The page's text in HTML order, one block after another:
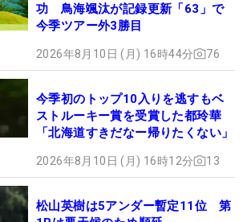
功 鳥海颯汰が記録更新「63」で
今季ツアー外3勝目
2026年8月10日 (月) 16時44分 76
今季初のトップ10入りを逃すもベ
ストルーキー賞を受賞した都玲華
「北海道すきだなー帰りたくない」
2026年8月10日 (月) 16時12分 13
松山英樹は5アンダー暫定11位 第